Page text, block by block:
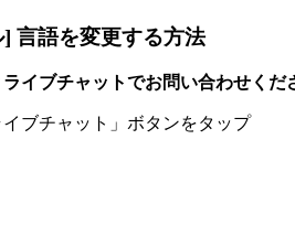
言語を変更する方法
イブチャットでお問い合わせくだ
ブチャット」ボタンをタップ